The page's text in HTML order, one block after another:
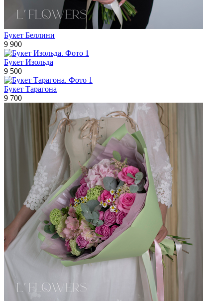
Букет Беллини
9 900
Букет Изольда
9 500
Букет Тарагона
9 700